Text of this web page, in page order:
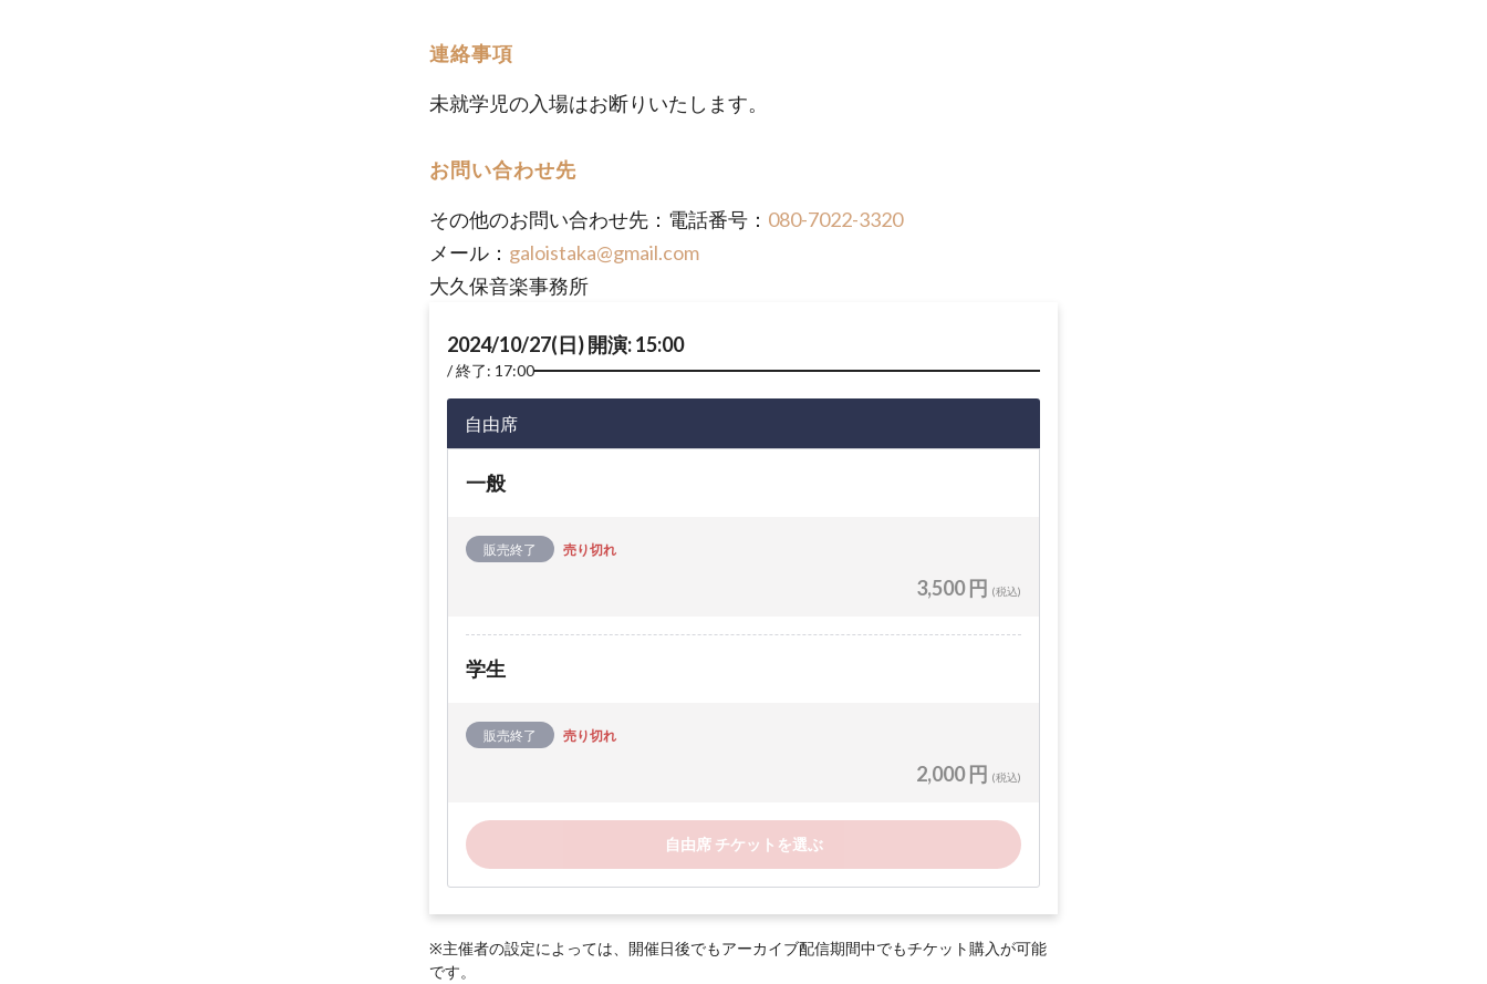
連絡事項
未就学児の入場はお断りいたします。
お問い合わせ先
その他のお問い合わせ先：電話番号： 080-7022-3320
メール： galoistaka@gmail.com
大久保音楽事務所
2024/10/27(日) 開演: 15:00
終了: 17:00
自由席
一般
販売終了 売り切れ
3,500 円 (税込)
学生
販売終了 売り切れ
2,000 円 (税込)
自由席 チケットを選ぶ
※主催者の設定によっては、開催日後でもアーカイブ配信期間中でもチケット購入が可能
です。